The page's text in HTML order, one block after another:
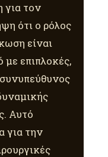
για τον
ότι ο ρόλος
είναι
επιπλοκές,
Αυτό
για την